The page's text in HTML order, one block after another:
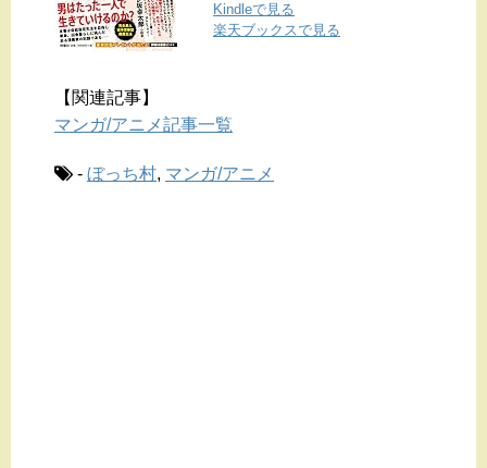
Kindleで見る
楽天ブックスで見る
【関連記事】
マンガ/アニメ記事一覧
- ぼっち村, マンガ/アニメ